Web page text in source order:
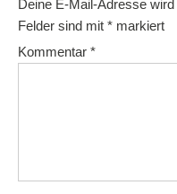
Deine E-Mail-Adresse
Felder sind mit * markiert
Kommentar *